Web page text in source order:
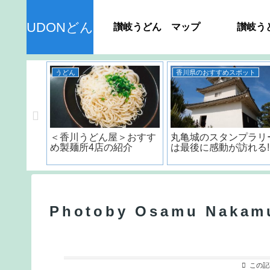
UDONどん 讃岐うどん マップ 讃岐う
うどん
＜香川うどん屋＞おすす
め製麺所4店の紹介
香川県のおすすめスポット
丸亀城のスタンプラリ
は最後に感動が訪れる
Photoby Osamu
この